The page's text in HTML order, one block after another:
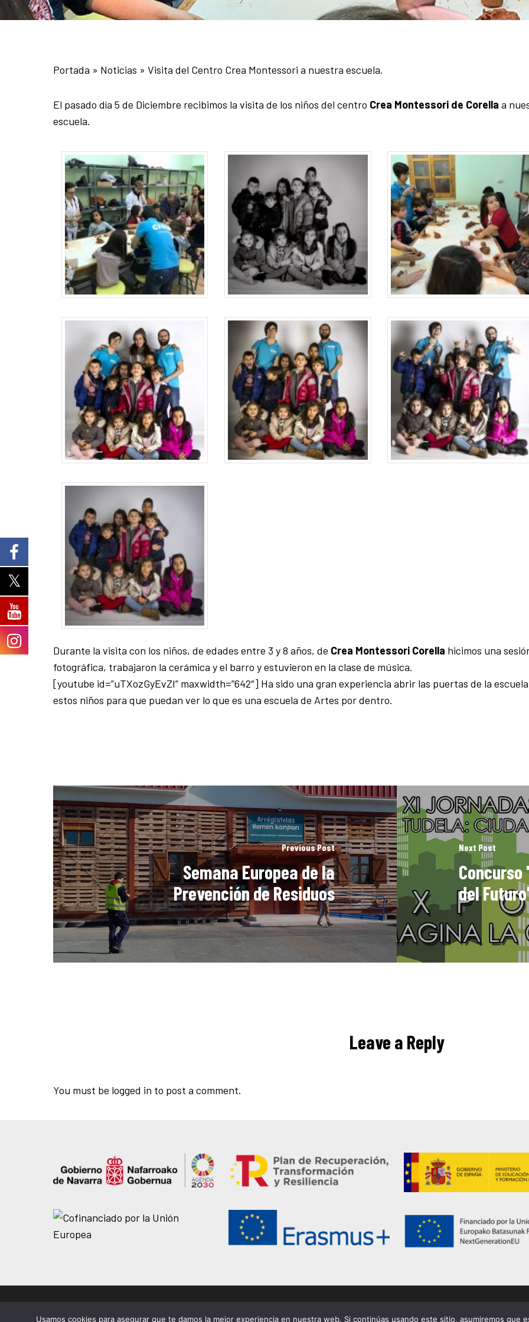
Portada » Noticias » Visita del Centro Crea Montessori a nuestra escuela.
El pasado día 5 de Diciembre recibimos la visita de los niños del centro Crea Montessori de Corella a
escuela.
Durante la visita con los niños, de edades entre 3 y 8 años, de Crea Montessori Corella hicimos una
fotográfica, trabajaron la cerámica y el barro y estuvieron en la clase de música.
[youtube id=”uTXozGyEvZI” maxwidth=”642″] Ha sido una gran experiencia abrir las puertas de la
estos niños para que puedan ver lo que es una escuela de Artes por dentro.
Previous Post
Semana Europea de la
Prevención de Residuos
Next Post
del
Leave a Reply
You must be logged in to post a comment.
Aviso legal
Usamos cookies para asegurar que te damos la mejor experiencia en nuestra web. Si continúas usando este sitio, asumiremos que